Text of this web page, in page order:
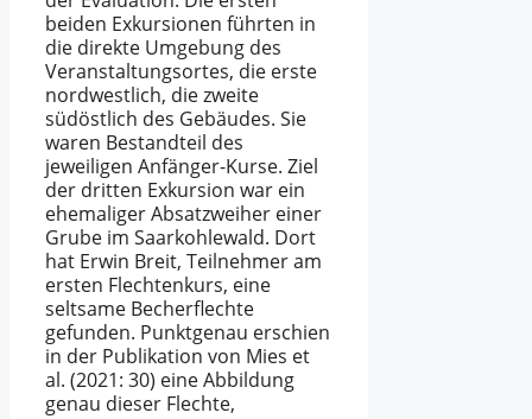
beiden Exkursionen führten in
die direkte Umgebung des
Veranstaltungsortes, die erste
nordwestlich, die zweite
südöstlich des Gebäudes. Sie
waren Bestandteil des
jeweiligen Anfänger-Kurse. Ziel
der dritten Exkursion war ein
ehemaliger Absatzweiher einer
Grube im Saarkohlewald. Dort
hat Erwin Breit, Teilnehmer am
ersten Flechtenkurs, eine
seltsame Becherflechte
gefunden. Punktgenau erschien
in der Publikation von Mies et
al. (2021: 30) eine Abbildung
genau dieser Flechte,